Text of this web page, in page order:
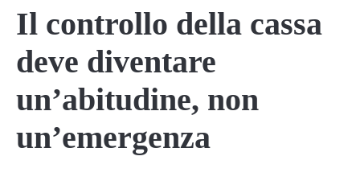
Il controllo della cassa
deve diventare
un’abitudine, non
un’emergenza